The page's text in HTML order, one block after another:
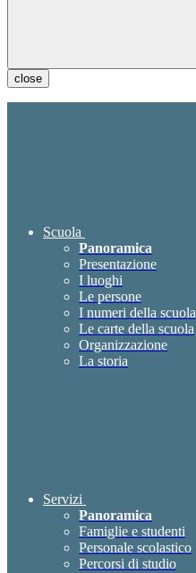
close
Scuola
Panoramica
Presentazione
I luoghi
Le persone
I numeri della scuola
Le carte della scuola
Organizzazione
La storia
Servizi
Panoramica
Famiglie e studenti
Personale scolastico
Percorsi di studio